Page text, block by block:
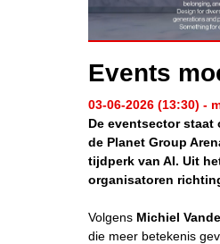
Events
03-06-2026 (13:30) -
De eventsector
de Planet Group
tijdperk van AI. Uit
organisatoren
Volgens Michiel
die meer betekenis